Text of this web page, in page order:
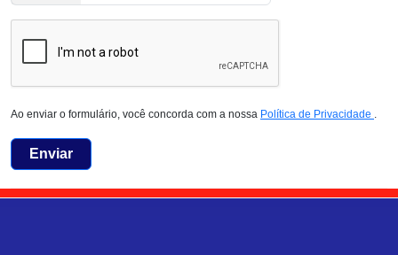
Ao enviar o formulário, você concorda com a nossa Política de Privacidade .
Enviar